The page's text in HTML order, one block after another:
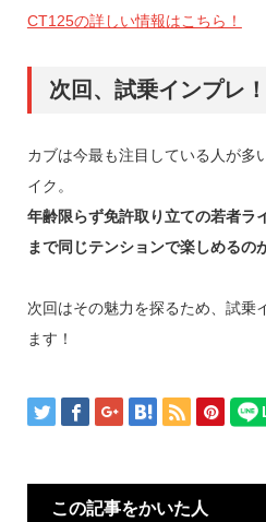
CT125の詳しい情報はこちら！
次回、試乗インプレ！
カブは今最も注目している人が多
イク。
年齢限らず免許取り立ての若者ラ
まで同じテンションで楽しめるの
次回はその魅力を探るため、試乗
ます！
この記事をかいた人